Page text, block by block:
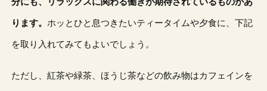
ります。ホッとひと息つきたいティータイムや夕食に、下記
を取り入れてみてもよいでしょう。
ただし、紅茶や緑茶、ほうじ茶などの飲み物はカフェインを